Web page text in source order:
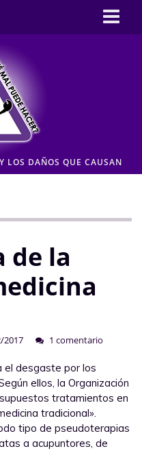
LOS DAÑOS QUE CAUSAN
de la
2017 1 comentario
el desgaste por los
ellos, la Organización
tratamientos en
tradicional».
tipo de pseudoterapias
a acupuntores, de